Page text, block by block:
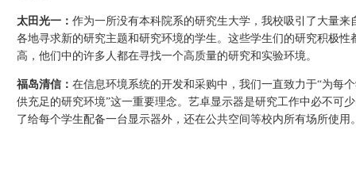
太田光一： 作为一所没有本科院系的研究生大学，我校吸引了大量来
各地寻求新的研究主题和研究环境的学生。这些学生们的研究积极性
高，他们中的许多人都在寻找一个高质量的研究和实验环境。
福岛清信： 在信息环境系统的开发和采购中，我们一直致力于“为每
供充足的研究环境”这一重要理念。艺卓显示器是研究工作中必不可
了给每个学生配备一台显示器外，还在公共空间等校内所有场所使用